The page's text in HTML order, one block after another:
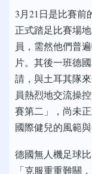
3月21日是比賽前
正式踏足比賽場
員，需然他們普
片。其後一班德
請，與土耳其隊
員熱烈地交流操
賽第二」，尚未
國際健兒的風範與
德國無人機足球
「克服重重難關